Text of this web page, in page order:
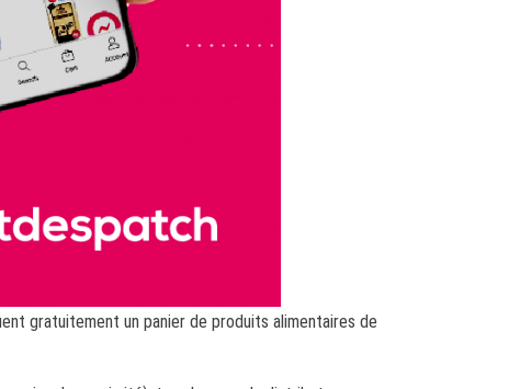
gratuitement un panier de produits alimentaires de